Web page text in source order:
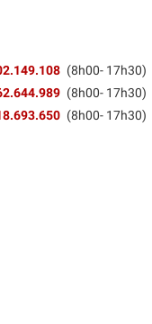
(8h00- 17h30)
(8h00- 17h30)
(8h00- 17h30)